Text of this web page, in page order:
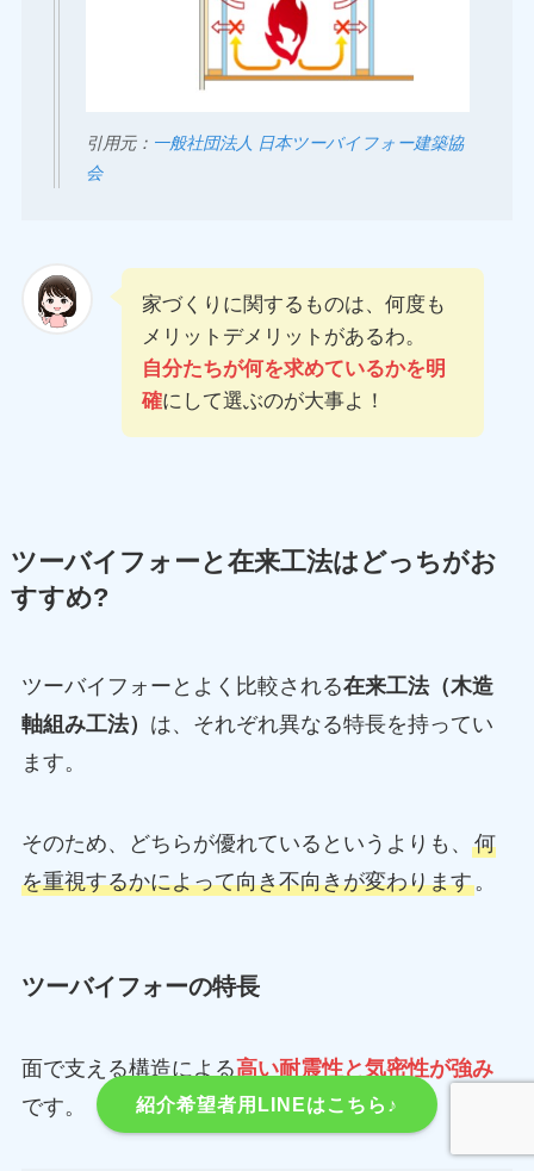
引用元： 一般社団法人 日本ツーバイフォー建築協
会
家づくりに関するものは、何度も
メリットデメリットがあるわ。
自分たちが何を求めているかを明
確にして選ぶのが大事よ！
ツーバイフォーと在来工法はどっちがお
すすめ?
ツーバイフォーとよく比較される在来工法（木造
軸組み工法） は、それぞれ異なる特長を持ってい
ます。
そのため、どちらが優れているというよりも、 何
を重視するかによって向き不向きが変わります。
ツーバイフォーの特長
面で支える構造による高い耐震性と気密性が強み
です。
紹介希望者用LINEはこちら♪